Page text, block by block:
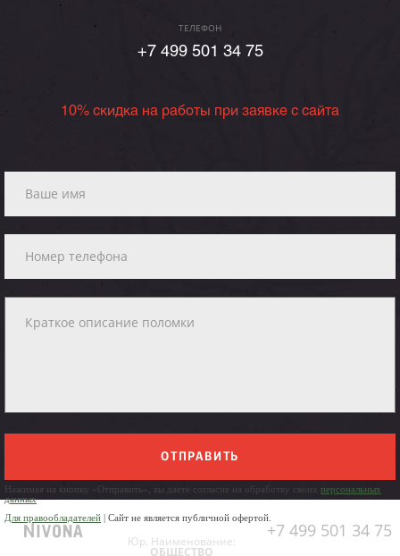
ТЕЛЕФОН
+7 499 501 34 75
10% скидка на работы при заявке с сайта
ОТПРАВИТЬ
Нажимая на кнопку «Отправить», вы даете согласие на обработку своих персональных
данных
Для правообладателей | Сайт не является публичной офертой.
+7 499 501 34 75
Юр. Наименование:
ОБЩЕСТВО